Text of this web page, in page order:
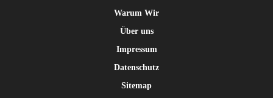
Warum Wir
Über uns
Impressum
Datenschutz
Sitemap